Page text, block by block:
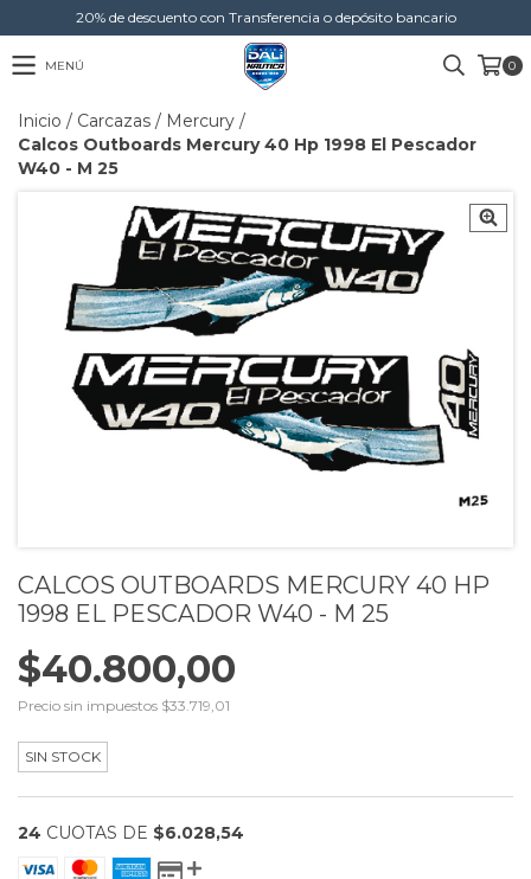
20% de descuento con Transferencia o depósito bancario
MENÚ 0
Inicio / Carcazas / Mercury /
Calcos Outboards Mercury 40 Hp 1998 El Pescador
W40 - M 25
CALCOS OUTBOARDS MERCURY 40 HP
1998 EL PESCADOR W40 - M 25
$40.800,00
Precio sin impuestos $33.719,01
SIN STOCK
24 CUOTAS DE $6.028,54